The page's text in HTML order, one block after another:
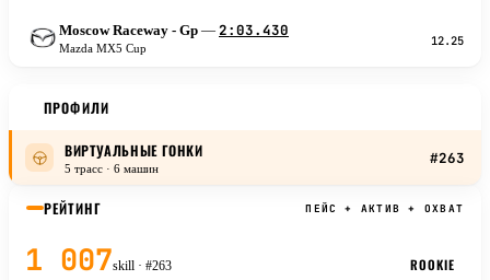
M Moscow Raceway - Gp — 2:03.430
Mazda MX5 Cup
12.25
ПРОФИЛИ
ВИРТУАЛЬНЫЕ ГОНКИ
5 трасс · 6 машин
#263
РЕЙТИНГ ПЕЙС + АКТИВ + ОХВАТ
1 007skill · #263 ROOKIE